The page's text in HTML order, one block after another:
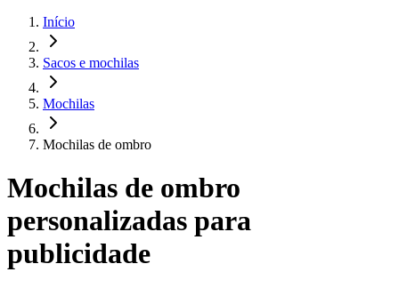
Início
Sacos e mochilas
Mochilas
Mochilas de ombro
Mochilas de ombro
personalizadas para
publicidade